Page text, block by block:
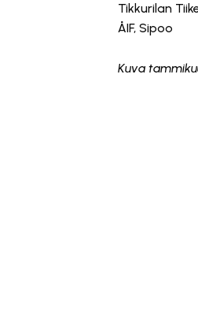
Tikkurilan
ÅIF, Sipoo
Kuva